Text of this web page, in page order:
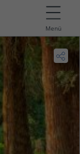
Menü